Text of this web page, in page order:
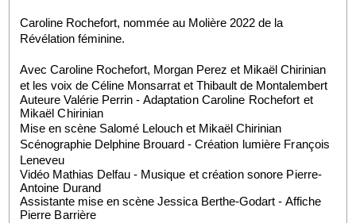
Caroline Rochefort, nommée au Molière 2022 de la
Révélation féminine.
Avec Caroline Rochefort, Morgan Perez et Mikaël Chirinian
et les voix de Céline Monsarrat et Thibault de Montalembert
Auteure Valérie Perrin - Adaptation Caroline Rochefort et
Mikaël Chirinian
Mise en scène Salomé Lelouch et Mikaël Chirinian
Scénographie Delphine Brouard - Création lumière François
Leneveu
Vidéo Mathias Delfau - Musique et création sonore Pierre-
Antoine Durand
Assistante mise en scène Jessica Berthe-Godart - Affiche
Pierre Barrière